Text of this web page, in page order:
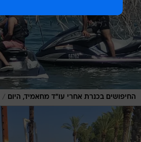
החיפושים בכנרת אחרי עו"ד מחאמיד, היום /